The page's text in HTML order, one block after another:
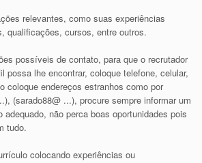
relevantes, como suas experiências
qualificações, cursos, entre outros.
possíveis de contato, para que o recrutador
possa lhe encontrar, coloque telefone, celular,
coloque endereços estranhos como por
(sarado88@ ...), procure sempre informar um
adequado, não perca boas oportunidades pois
tudo.
colocando experiências ou